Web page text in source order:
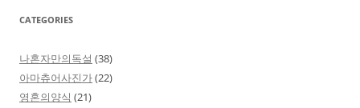
CATEGORIES
나혼자만의독설 (38)
아마츄어사진가(22)
영혼의양식 (21)